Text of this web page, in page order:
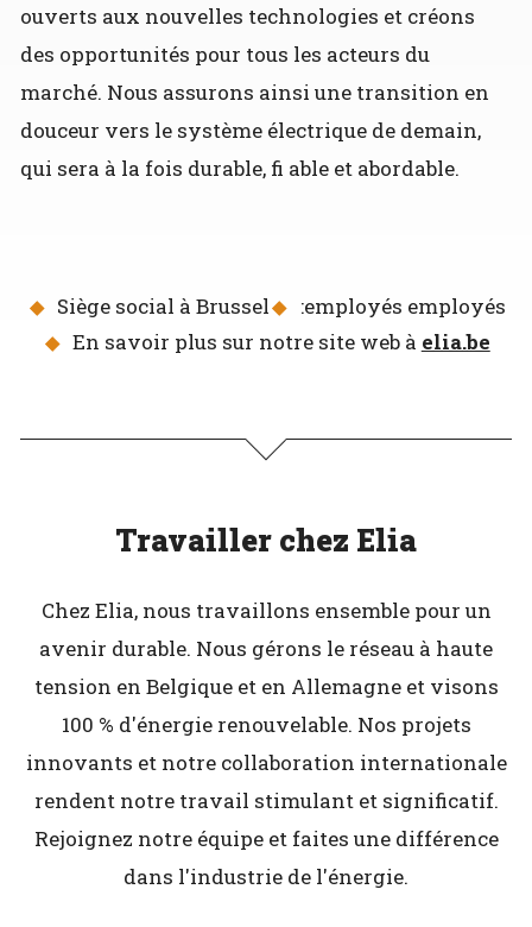
ouverts aux nouvelles technologies et créons
des opportunités pour tous les acteurs du
marché. Nous assurons ainsi une transition en
douceur vers le système électrique de demain,
qui sera à la fois durable, fi able et abordable.
Siège social à Brussel
:employés employés
En savoir plus sur notre site web à elia.be
Travailler chez Elia
Chez Elia, nous travaillons ensemble pour un
avenir durable. Nous gérons le réseau à haute
tension en Belgique et en Allemagne et visons
100 % d'énergie renouvelable. Nos projets
innovants et notre collaboration internationale
rendent notre travail stimulant et significatif.
Rejoignez notre équipe et faites une différence
dans l'industrie de l'énergie.